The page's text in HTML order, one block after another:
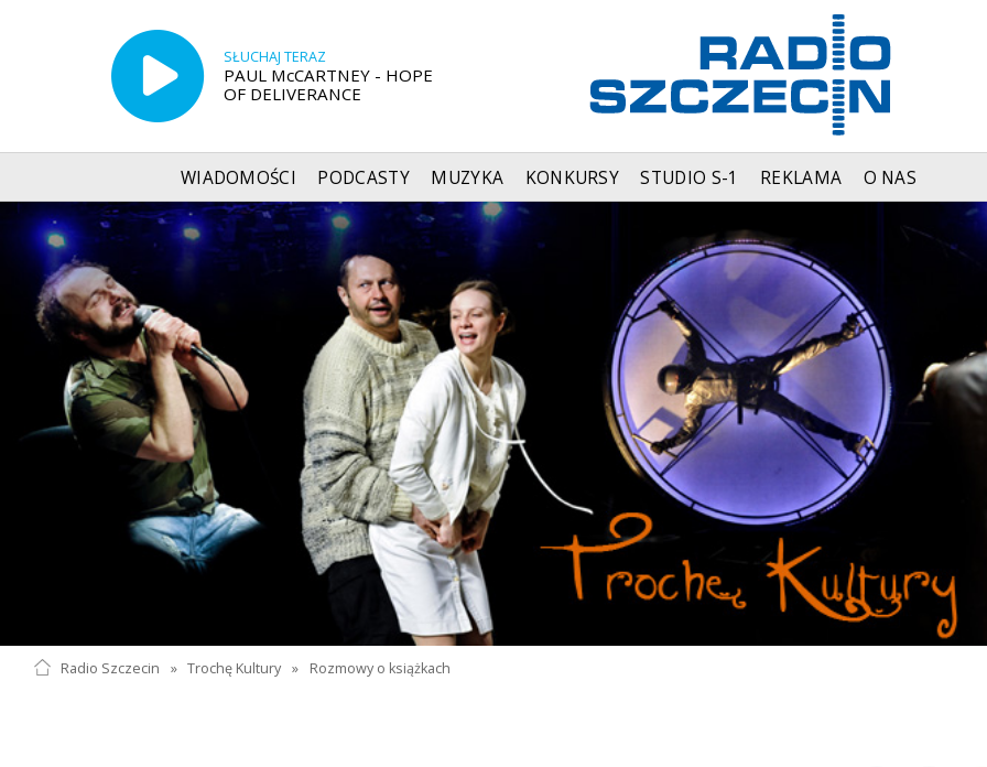
SŁUCHAJ TERAZ
PAUL McCARTNEY - HOPE
OF DELIVERANCE
WIADOMOŚCI PODCASTY MUZYKA KONKURSY STUDIO S-1 REKLAMA O NAS
Radio Szczecin » Trochę Kultury » Rozmowy o książkach